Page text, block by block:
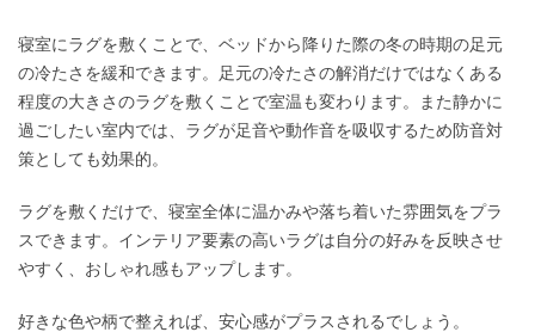
寝室にラグを敷くことで、ベッドから降りた際の冬の時期の足元
の冷たさを緩和できます。足元の冷たさの解消だけではなくある
程度の大きさのラグを敷くことで室温も変わります。また静かに
過ごしたい室内では、ラグが足音や動作音を吸収するため防音対
策としても効果的。
ラグを敷くだけで、寝室全体に温かみや落ち着いた雰囲気をプラ
スできます。インテリア要素の高いラグは自分の好みを反映させ
やすく、おしゃれ感もアップします。
好きな色や柄で整えれば、安心感がプラスされるでしょう。